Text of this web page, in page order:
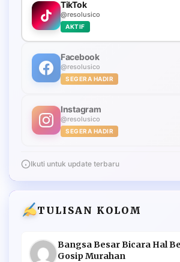
TikTok
@resolusico
AKTIF
Facebook
@resolusico
SEGERA HADIR
Instagram
@resolusico
SEGERA HADIR
Ikuti untuk update terbaru
TULISAN KOLOM
Bangsa Besar Bicara Hal
Gosip Murahan